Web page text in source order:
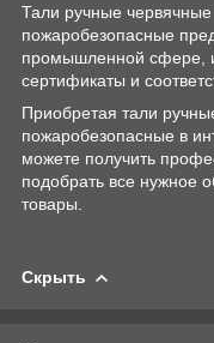
Тали ручные
пожаробезопасные
промышленной сфере,
сертификаты и
Приобретая тали
пожаробезопасные в
можете получить
подобрать все нужное
товары.
Скрыть